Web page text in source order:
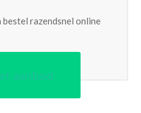
razendsnel online
aanbod